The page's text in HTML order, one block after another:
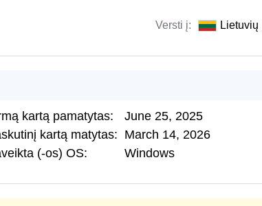
Versti į: Lietuvių
kartą pamatytas:
June 25, 2025
kartą matytas: March 14, 2026
(-os) OS:
Windows